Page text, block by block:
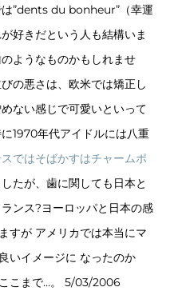
”dents du bonheur”（幸運
好きだという人も結構いま
ようなものかもしれませ
の悪さは、欧米では矯正し
ない感じで可愛いといって
1970年代アイドルには八重
ではそばかすはチャームポ
たが、歯に関しても日本と
ンス?ヨーロッパと日本の感
すが アメリカでは本当にマ
いイメージに なったのか
こまで…。 5/03/2006